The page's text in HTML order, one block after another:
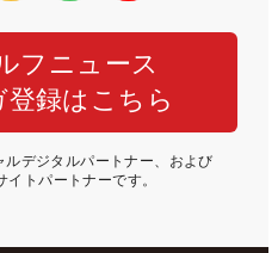
フニュース
登録はこちら
デジタルパートナー、および
イトパートナーです。